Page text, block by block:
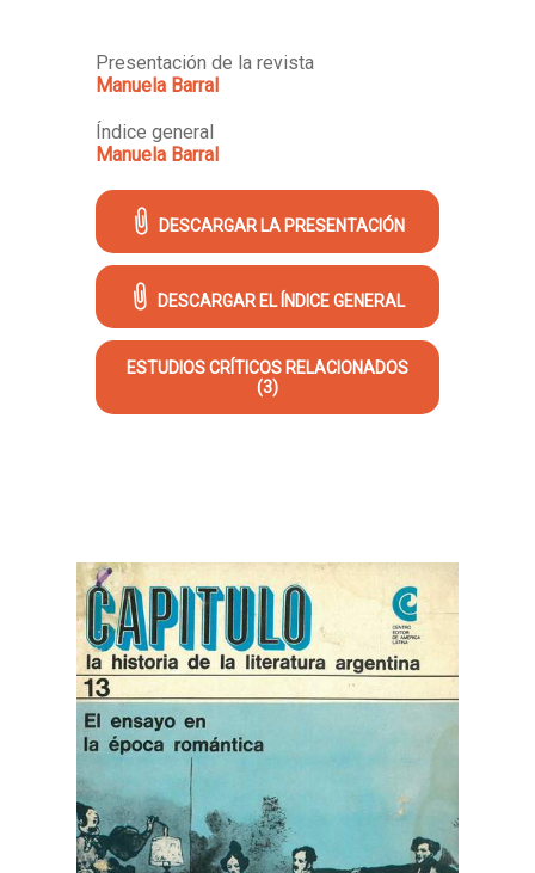
Presentación de la revista
Manuela Barral
Índice general
Manuela Barral
DESCARGAR LA PRESENTACIÓN
DESCARGAR EL ÍNDICE GENERAL
ESTUDIOS CRÍTICOS RELACIONADOS
(3)